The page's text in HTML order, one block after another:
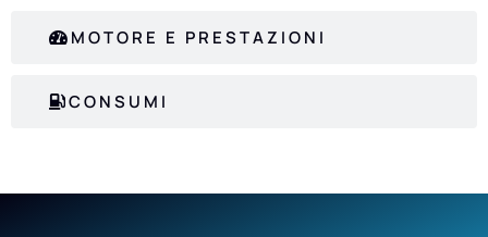
MOTORE E PRESTAZIONI
CONSUMI